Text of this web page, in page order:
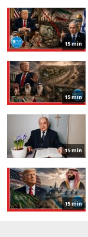
15 min
15 min
15 min
15 min